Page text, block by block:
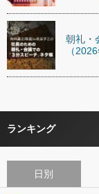
朝礼・
（
ランキング
日別